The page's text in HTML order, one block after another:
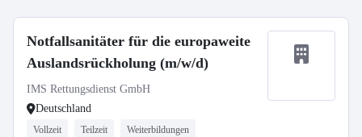
Notfallsanitäter für die europaweite
Auslandsrückholung (m/w/d)
IMS Rettungsdienst GmbH
Deutschland
Vollzeit Teilzeit Weiterbildungen